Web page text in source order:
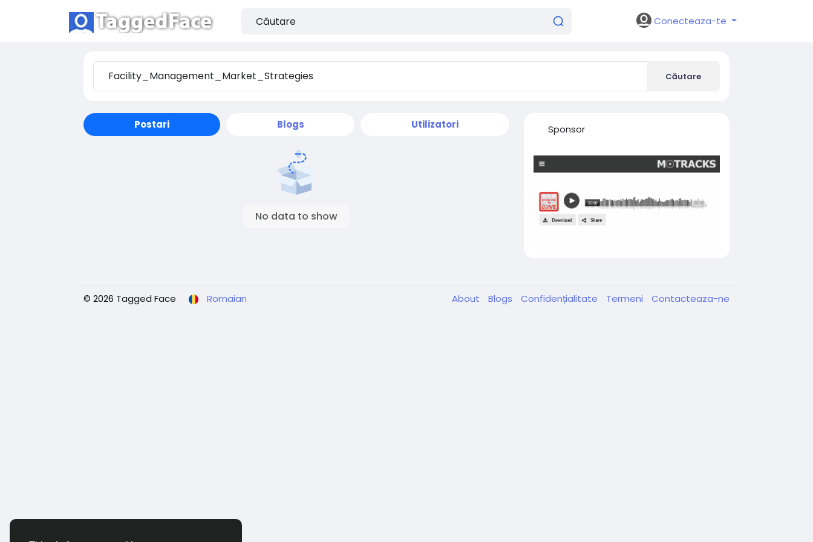
Conecteaza-te
Căutare
Postari Blogs Utilizatori
No data to show
Sponsor
© 2026 Tagged Face Romaian About Blogs Confidențialitate Termeni Contacteaza-ne